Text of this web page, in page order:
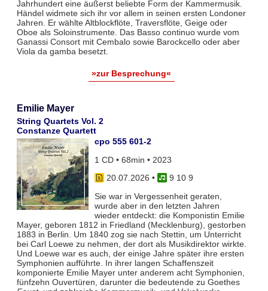
Jahrhundert eine äußerst beliebte Form der Kammermusik.
Händel widmete sich ihr vor allem in seinen ersten Londoner
Jahren. Er wählte Altblockflöte, Traversflöte, Geige oder
Oboe als Soloinstrumente. Das Basso continuo wurde vom
Ganassi Consort mit Cembalo sowie Barockcello oder aber
Viola da gamba besetzt.
»zur Besprechung«
Emilie Mayer
String Quartets Vol. 2
Constanze Quartett
cpo 555 601-2
1 CD • 68min • 2023
20.07.2026 •
9 10 9
Sie war in Vergessenheit geraten,
wurde aber in den letzten Jahren
wieder entdeckt: die Komponistin Emilie
Mayer, geboren 1812 in Friedland (Mecklenburg), gestorben
1883 in Berlin. Um 1840 zog sie nach Stettin, um Unterricht
bei Carl Loewe zu nehmen, der dort als Musikdirektor wirkte.
Und Loewe war es auch, der einige Jahre später ihre ersten
Symphonien aufführte. In ihrer langen Schaffenszeit
komponierte Emilie Mayer unter anderem acht Symphonien,
fünfzehn Ouvertüren, darunter die bedeutende zu Goethes